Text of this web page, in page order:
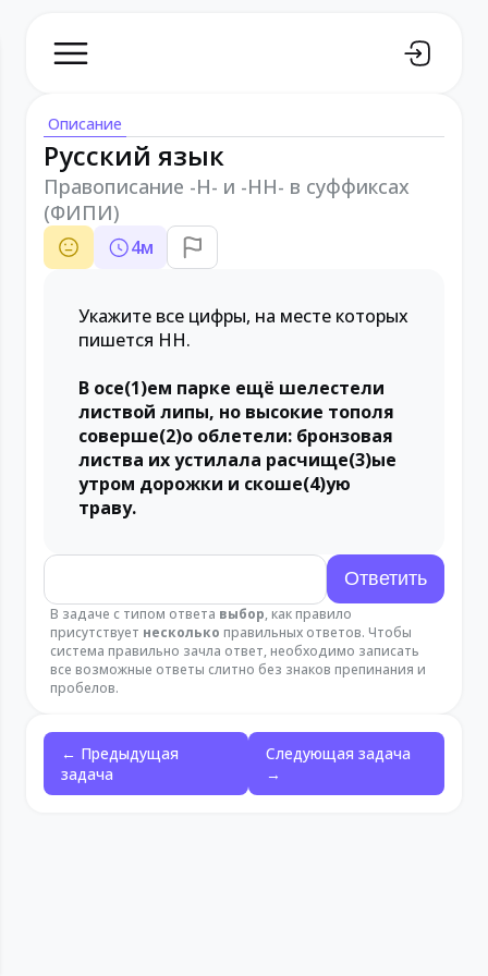
Описание
Русский язык
Правописание -Н- и -НН- в суффиксах
(ФИПИ)
4м
Укажите все цифры, на месте которых
пишется НН.
В осе(1)ем парке ещё шелестели
листвой липы, но высокие тополя
соверше(2)о облетели: бронзовая
листва их устилала расчище(3)ые
утром дорожки и скоше(4)ую
траву.
В задаче с типом ответа выбор, как правило
присутствует несколько правильных ответов. Чтобы
система правильно зачла ответ, необходимо записать
все возможные ответы слитно без знаков препинания и
пробелов.
← Предыдущая
задача
Следующая задача
→